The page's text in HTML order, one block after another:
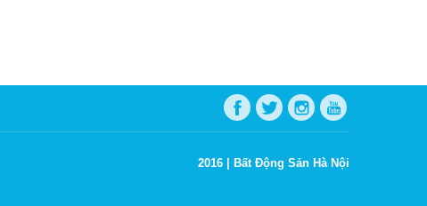
2016 | Bất Động Sản Hà Nội